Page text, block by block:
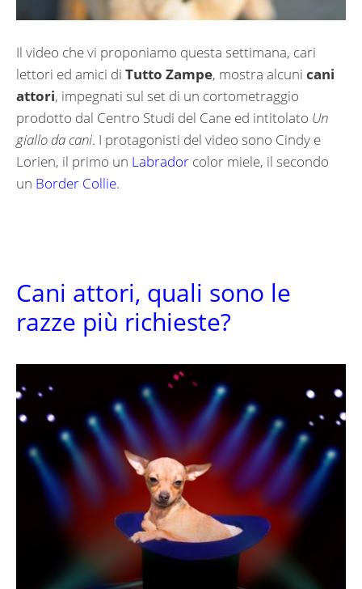
Il video che vi proponiamo questa settimana, cari
lettori ed amici di Tutto Zampe, mostra alcuni cani
attori, impegnati sul set di un cortometraggio
prodotto dal Centro Studi del Cane ed intitolato Un
giallo da cani. I protagonisti del video sono Cindy e
Lorien, il primo un Labrador color miele, il secondo
un Border Collie.
Cani attori, quali sono le
razze più richieste?